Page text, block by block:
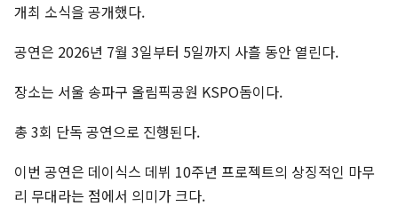
개최 소식을 공개했다.
공연은 2026년 7월 3일부터 5일까지 사흘 동안 열린다.
장소는 서울 송파구 올림픽공원 KSPO돔이다.
총 3회 단독 공연으로 진행된다.
이번 공연은 데이식스 데뷔 10주년 프로젝트의 상징적인 마무
리 무대라는 점에서 의미가 크다.